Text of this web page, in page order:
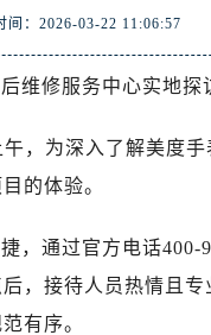
江北区大闸南路500号
金东区东市南街777号
南湖区广益路705号嘉
红谷滩新区红谷中大道
天河区天河路230号万
越秀区环市东路371-
罗湖区深南东路5001
间：2026-03-22 11:06:57
维修服务中心实地探
午，为深入了解美度
的体验。
，通过官方电话
，接待人员热情且
有序。